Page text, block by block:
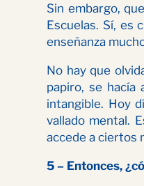
Sin embargo,
Escuelas. Sí, es
enseñanza
No hay que
papiro, se hacía
intangible. Hoy
vallado mental.
accede a ciertos
5 – Entonces,